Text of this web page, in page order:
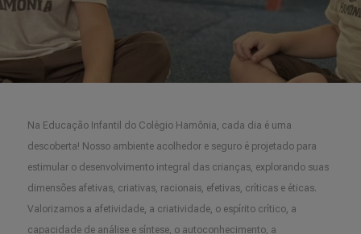
Na Educação Infantil do Colégio Hamônia, cada dia é uma
descoberta! Nosso ambiente acolhedor e seguro é projetado para
estimular o desenvolvimento integral das crianças, explorando suas
dimensões afetivas, criativas, racionais, efetivas, críticas e éticas.
Valorizamos a afetividade, a criatividade, o espírito crítico, a
capacidade de análise e síntese, o autoconhecimento, a